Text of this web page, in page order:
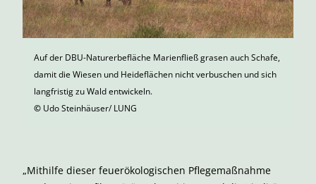
Auf der DBU-Naturerbefläche Marienfließ grasen auch Schafe,
damit die Wiesen und Heideflächen nicht verbuschen und sich
langfristig zu Wald entwickeln.
© Udo Steinhäuser/ LUNG
„Mithilfe dieser feuerökologischen Pflegemaßnahme